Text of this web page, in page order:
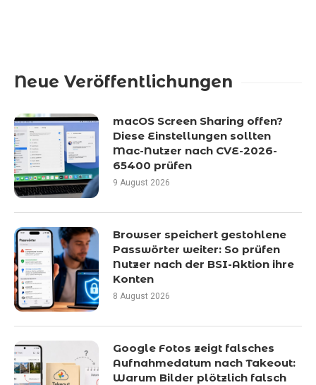
Neue Veröffentlichungen
macOS Screen Sharing offen?
Diese Einstellungen sollten
Mac-Nutzer nach CVE-2026-
65400 prüfen
9 August 2026
Browser speichert gestohlene
Passwörter weiter: So prüfen
Nutzer nach der BSI-Aktion ihre
Konten
8 August 2026
Google Fotos zeigt falsches
Aufnahmedatum nach Takeout:
Warum Bilder plötzlich falsch